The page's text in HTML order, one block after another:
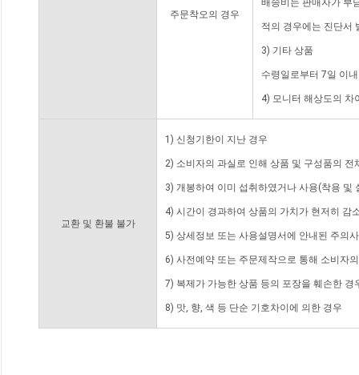
주문착오의 경우
배송비는 판매자가 부
적의 경우에는 진단서
3) 기타 상품
수령일로부터 7일 이
4) 모니터 해상도의 차
교환 및 환불 불가
1) 신청기한이 지난 경우
2) 소비자의 과실로 인해 상품 및 구성품의
3) 개봉하여 이미 섭취하였거나 사용(착용 및
4) 시간이 경과하여 상품의 가치가 현저히 감
5) 상세정보 또는 사용설명서에 안내된 주의
6) 사전예약 또는 주문제작으로 통해 소비자
7) 복제가 가능한 상품 등의 포장을 훼손한 경
8) 맛, 향, 색 등 단순 기호차이에 의한 경우